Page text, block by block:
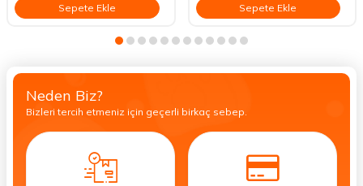
Sepete Ekle Sepete Ekle
Neden Biz?
Bizleri tercih etmeniz için geçerli birkaç sebep.